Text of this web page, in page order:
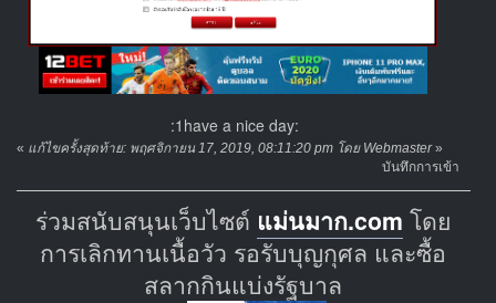
:1have a nice day:
« แก้ไขครั้งสุดท้าย: พฤศจิกายน 17, 2019, 08:11:20 pm โดย Webmaster»
บันทึกการเข้า
ร่วมสนับสนุนเว็บไซต์ แม่นมาก.com โดย
การเลิกทานเนื้อวัว รอรับบุญกุศล และซื้อ
สลากกินแบ่งรัฐบาล